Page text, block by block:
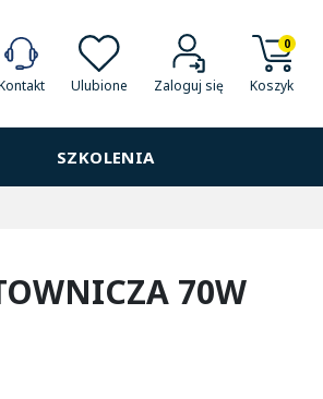
Ulubione Zaloguj się Koszyk
0
SZKOLENIA
70W